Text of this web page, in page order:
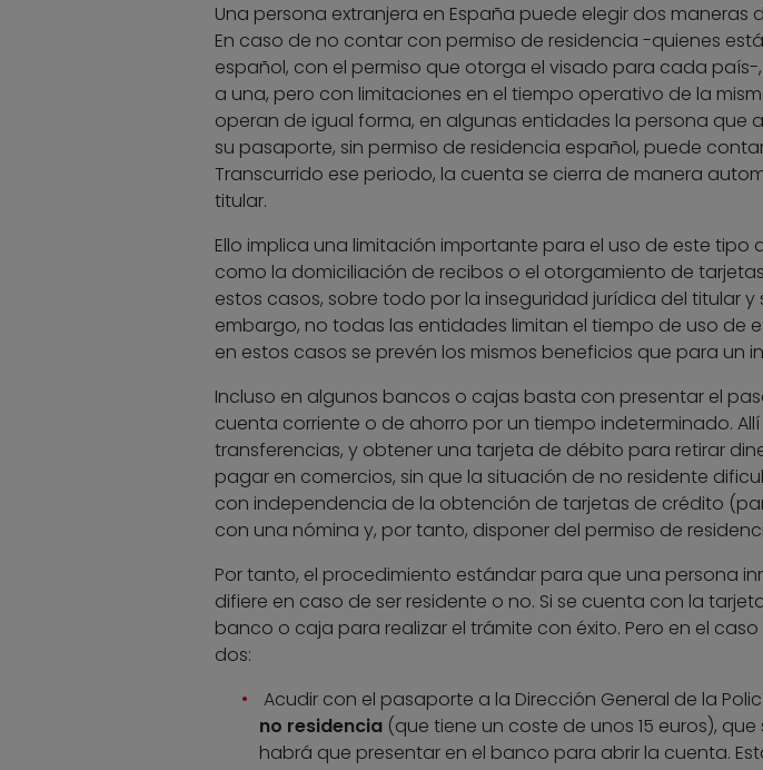
Una persona extranjera en España puede elegir dos
En caso de no contar con permiso de residencia -quienes
español, con el permiso que otorga el visado para cada
a una, pero con limitaciones en el tiempo operativo de la
operan de igual forma, en algunas entidades la persona que
su pasaporte, sin permiso de residencia español, puede
Transcurrido ese periodo, la cuenta se cierra de manera
titular.
Ello implica una limitación importante para el uso de este tipo
como la domiciliación de recibos o el otorgamiento de
estos casos, sobre todo por la inseguridad jurídica del titular y
embargo, no todas las entidades limitan el tiempo de uso de
en estos casos se prevén los mismos beneficios que para un
Incluso en algunos bancos o cajas basta con presentar el
cuenta corriente o de ahorro por un tiempo indeterminado.
transferencias, y obtener una tarjeta de débito para retirar
pagar en comercios, sin que la situación de no residente
con independencia de la obtención de tarjetas de crédito
con una nómina y, por tanto, disponer del permiso de
Por tanto, el procedimiento estándar para que una persona
difiere en caso de ser residente o no. Si se cuenta con la
banco o caja para realizar el trámite con éxito. Pero en el
dos:
Acudir con el pasaporte a la Dirección General de la
no residencia(que tiene un coste de unos 15 euros),
habrá que presentar en el banco para abrir la cuenta.